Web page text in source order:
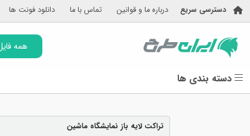
دسترسی سریع درباره ما و قوانین تماس با ما دانلود فونت ها
همه
دسته بندی ها
تراکت لایه باز نمایشگاه ماشین